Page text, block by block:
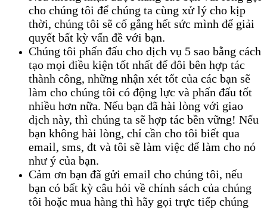
cho chúng tôi để chúng ta cùng xử lý cho kịp
thời, chúng tôi sẽ cố gắng hết sức mình để giải
quyết bất kỳ vấn đề với bạn.
Chúng tôi phấn đấu cho dịch vụ 5 sao bằng cách
tạo mọi điều kiện tốt nhất để đôi bên hợp tác
thành công, những nhận xét tốt của các bạn sẽ
làm cho chúng tôi có động lực và phấn đấu tốt
nhiều hơn nữa. Nếu bạn đã hài lòng với giao
dịch này, thì chúng ta sẽ hợp tác bền vững! Nếu
bạn không hài lòng, chỉ cần cho tôi biết qua
email, sms, đt và tôi sẽ làm việc để làm cho nó
như ý của bạn.
Cảm ơn bạn đã gửi email cho chúng tôi, nếu
bạn có bất kỳ câu hỏi về chính sách của chúng
tôi hoặc mua hàng thì hãy gọi trực tiếp chúng